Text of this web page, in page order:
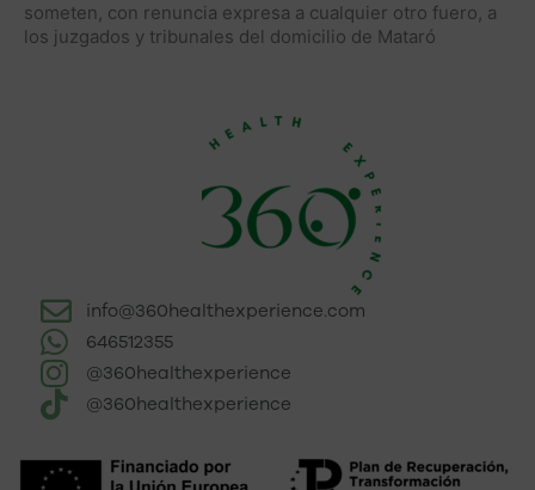
someten, con renuncia expresa a cualquier otro fuero, a
los juzgados y tribunales del domicilio de Mataró
info@360healthexperience.com
646512355
@360healthexperience
@360healthexperience